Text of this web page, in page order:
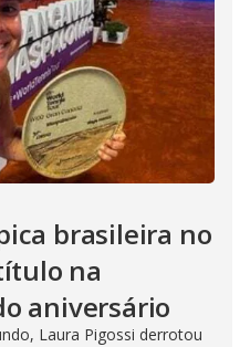
brasileira no
na
aniversário
Laura Pigossi derrotou